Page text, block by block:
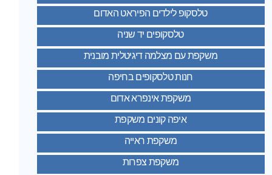
טלסקופ לילדים הפיראט האדום
טלסקופים יד שניה
משקפת עם מצלמה דיגיטלית מובנית
חנות טלסקופים בחיפה
משקפת אינפרא אדום
איפה קונים משקפת
משקפת ראייה
משקפת צפרות